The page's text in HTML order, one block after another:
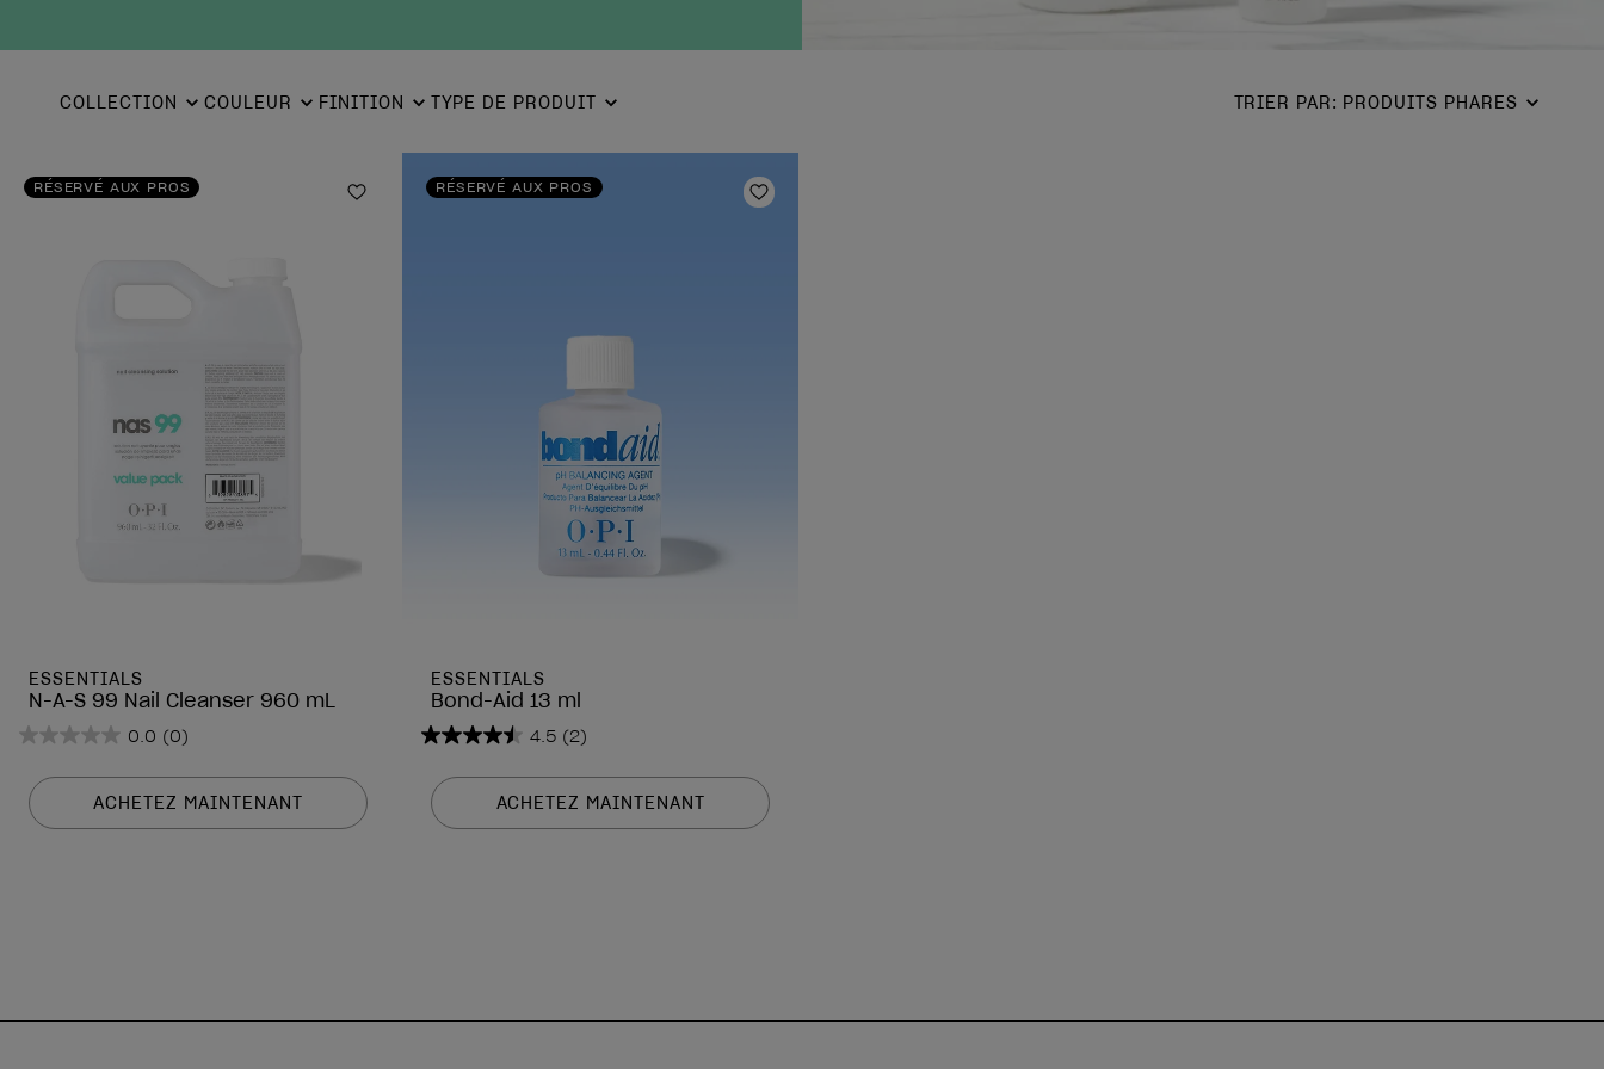
COLLECTION COULEUR FINITION TYPE DE PRODUIT TRIER PAR: PRODUITS PHARES
RÉSERVÉ AUX PROS
Ajouter aux favoris
ESSENTIALS
N-A-S 99 Nail Cleanser 960 mL
0.0 (0)
0.0
sur
5
étoiles.
ACHETEZ MAINTENANT
RÉSERVÉ AUX PROS
Ajouter aux favoris
ESSENTIALS
Bond-Aid 13 ml
4.5 (2)
4.5
sur
5
étoiles.
ACHETEZ MAINTENANT